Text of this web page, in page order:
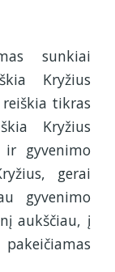
sunkiai
Kryžius
tikras
Kryžius
gyvenimo
gerai
gyvenimo
aukščiau, į